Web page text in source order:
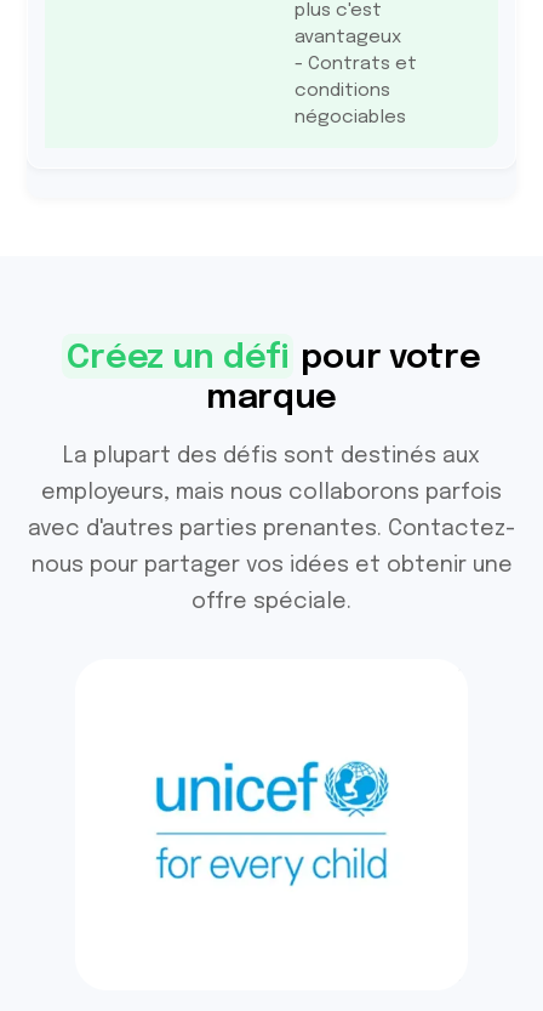
plus c'est
avantageux
- Contrats et
conditions
négociables
Créez un défi pour votre
marque
La plupart des défis sont destinés aux
employeurs, mais nous collaborons parfois
avec d'autres parties prenantes. Contactez-
nous pour partager vos idées et obtenir une
offre spéciale.